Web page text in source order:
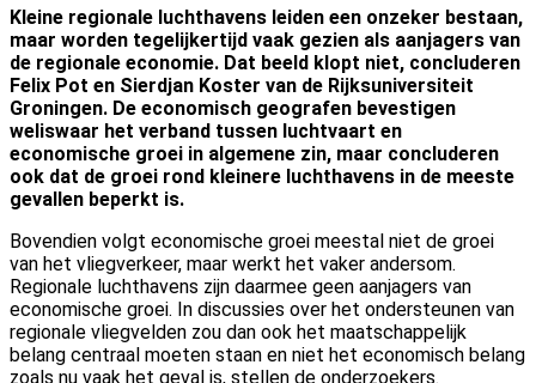
Kleine regionale luchthavens leiden een onzeker bestaan,
maar worden tegelijkertijd vaak gezien als aanjagers van
de regionale economie. Dat beeld klopt niet, concluderen
Felix Pot en Sierdjan Koster van de Rijksuniversiteit
Groningen. De economisch geografen bevestigen
weliswaar het verband tussen luchtvaart en
economische groei in algemene zin, maar concluderen
ook dat de groei rond kleinere luchthavens in de meeste
gevallen beperkt is.
Bovendien volgt economische groei meestal niet de groei
van het vliegverkeer, maar werkt het vaker andersom.
Regionale luchthavens zijn daarmee geen aanjagers van
economische groei. In discussies over het ondersteunen van
regionale vliegvelden zou dan ook het maatschappelijk
belang centraal moeten staan en niet het economisch belang
zoals nu vaak het geval is, stellen de onderzoekers.